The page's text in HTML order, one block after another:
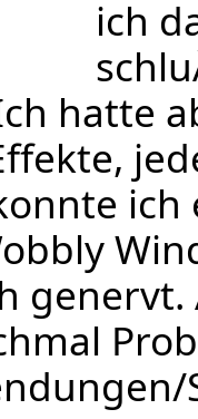
ich
hatte
ich
genervt.